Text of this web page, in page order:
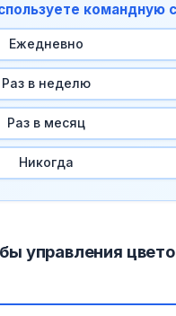
командную
Ежедневно
Раз в неделю
Раз в месяц
Никогда
управления